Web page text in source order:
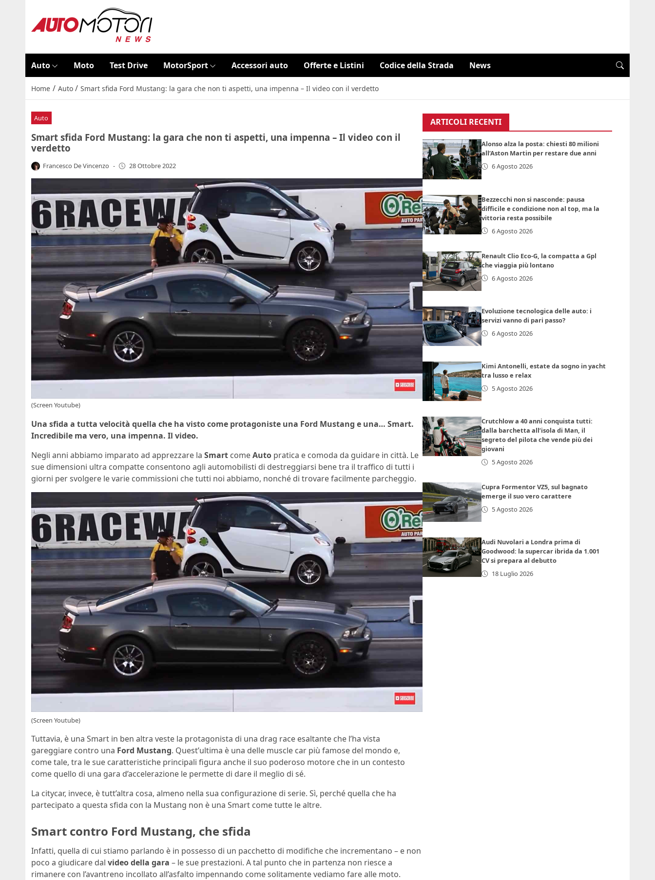
Auto Moto Test Drive MotorSport Accessori auto Offerte e Listini Codice della Strada News
Home / Auto / Smart sfida Ford Mustang: la gara che non ti aspetti, una impenna – Il video con il verdetto
Auto
Smart sfida Ford Mustang: la gara che non ti aspetti, una impenna – Il video con il
verdetto
Francesco De Vincenzo - 28 Ottobre 2022
(Screen Youtube)
Una sfida a tutta velocità quella che ha visto come protagoniste una Ford Mustang e una… Smart.
Incredibile ma vero, una impenna. Il video.
Negli anni abbiamo imparato ad apprezzare la Smart comeAuto pratica e comoda da guidare in città. Le
sue dimensioni ultra compatte consentono agli automobilisti di destreggiarsi bene tra il traffico di tutti i
giorni per svolgere le varie commissioni che tutti noi abbiamo, nonché di trovare facilmente parcheggio.
(Screen Youtube)
Tuttavia, è una Smart in ben altra veste la protagonista di una drag race esaltante che l’ha vista
gareggiare contro una Ford Mustang. Quest’ultima è una delle muscle car più famose del mondo e,
come tale, tra le sue caratteristiche principali figura anche il suo poderoso motore che in un contesto
come quello di una gara d’accelerazione le permette di dare il meglio di sé.
La citycar, invece, è tutt’altra cosa, almeno nella sua configurazione di serie. Sì, perché quella che ha
partecipato a questa sfida con la Mustang non è una Smart come tutte le altre.
Smart contro Ford Mustang, che sfida
Infatti, quella di cui stiamo parlando è in possesso di un pacchetto di modifiche che incrementano – e non
poco a giudicare dal video della gara – le sue prestazioni. A tal punto che in partenza non riesce a
rimanere con l’avantreno incollato all’asfalto impennando come solitamente vediamo fare alle moto.
ARTICOLI RECENTI
Alonso alza la posta: chiesti 80 milioni
all’Aston Martin per restare due anni
6 Agosto 2026
Bezzecchi non si nasconde: pausa
difficile e condizione non al top, ma la
vittoria resta possibile
6 Agosto 2026
Renault Clio Eco-G, la compatta a Gpl
che viaggia più lontano
6 Agosto 2026
Evoluzione tecnologica delle auto: i
servizi vanno di pari passo?
6 Agosto 2026
Kimi Antonelli, estate da sogno in yacht
tra lusso e relax
5 Agosto 2026
Crutchlow a 40 anni conquista tutti:
dalla barchetta all’isola di Man, il
segreto del pilota che vende più dei
giovani
5 Agosto 2026
Cupra Formentor VZ5, sul bagnato
emerge il suo vero carattere
5 Agosto 2026
Audi Nuvolari a Londra prima di
Goodwood: la supercar ibrida da 1.001
CV si prepara al debutto
18 Luglio 2026